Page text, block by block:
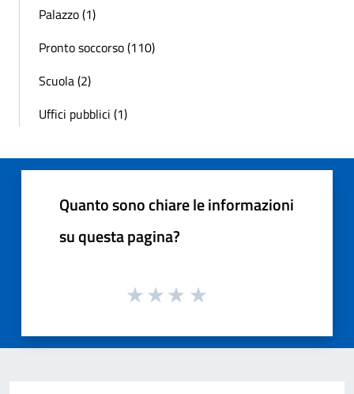
Palazzo (1)
Pronto soccorso (110)
Scuola (2)
Uffici pubblici (1)
Quanto sono chiare le informazioni
su questa pagina?